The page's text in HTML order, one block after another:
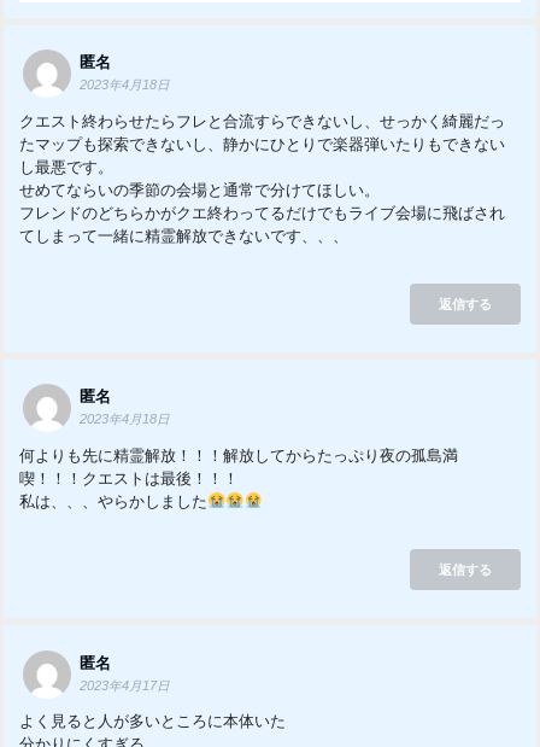
匿名
2023年4月18日
クエスト終わらせたらフレと合流すらできないし、せっかく綺麗だっ
たマップも探索できないし、静かにひとりで楽器弾いたりもできない
し最悪です。
せめてならいの季節の会場と通常で分けてほしい。
フレンドのどちらかがクエ終わってるだけでもライブ会場に飛ばされ
てしまって一緒に精霊解放できないです、、、
返信する
匿名
2023年4月18日
何よりも先に精霊解放！！！解放してからたっぷり夜の孤島満
喫！！！クエストは最後！！！
私は、、、やらかしました
返信する
匿名
2023年4月17日
よく見ると人が多いところに本体いた